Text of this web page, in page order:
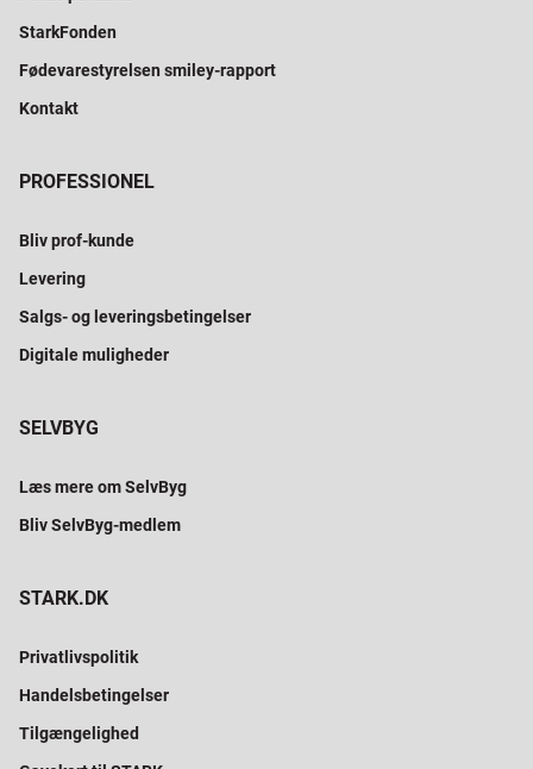
StarkFonden
Fødevarestyrelsen smiley-rapport
Kontakt
PROFESSIONEL
Bliv prof-kunde
Levering
Salgs- og leveringsbetingelser
Digitale muligheder
SELVBYG
Læs mere om SelvByg
Bliv SelvByg-medlem
STARK.DK
Privatlivspolitik
Handelsbetingelser
Tilgængelighed